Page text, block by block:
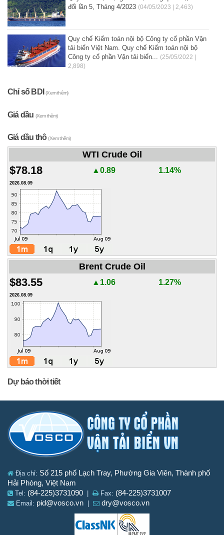
đổi lần 5, Tháng 4/2023 (04/05/2023 | 2,463)
Quy chế Kiểm toán nội bộ Công ty cổ phần Vận
tải biển Việt Nam. Quy chế Kiểm toán nội bộ
Công ty cổ phần Vận tải biển...
(25/05/2022 |
2,898)
Chỉ số BDI(Xem thêm)
Giá dầu (Xem thêm)
Giá dầu thô(Xem thêm)
WTI Crude Oil
$78.18 ▲0.89 1.14%
2026.08.09
Brent Crude Oil
$83.55 ▲1.06 1.27%
2026.08.09
Dự báo thời tiết
Địa chỉ: Số 215 phố Lạch Tray, Phường Gia Viên, Thành phố
Hải Phòng, Việt Nam
Tel: (84-225)3731090 Fax: (84-225)3731007
Email: pid@vosco.vn dry@vosco.vn